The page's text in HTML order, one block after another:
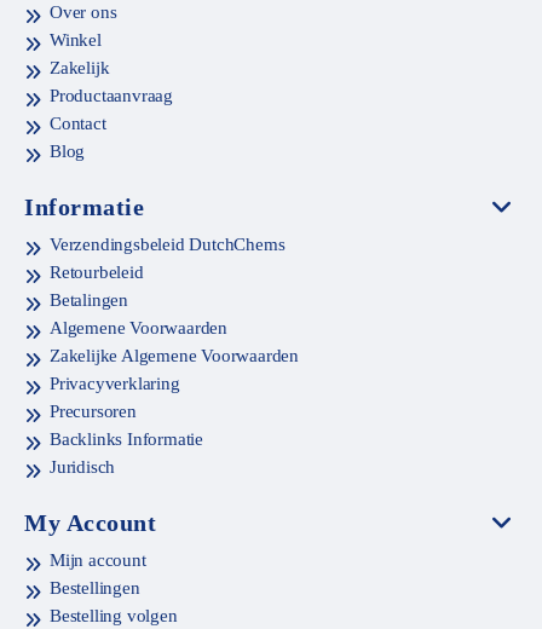
Over ons
Winkel
Zakelijk
Productaanvraag
Contact
Blog
Informatie
Verzendingsbeleid DutchChems
Retourbeleid
Betalingen
Algemene Voorwaarden
Zakelijke Algemene Voorwaarden
Privacyverklaring
Precursoren
Backlinks Informatie
Juridisch
My Account
Mijn account
Bestellingen
Bestelling volgen